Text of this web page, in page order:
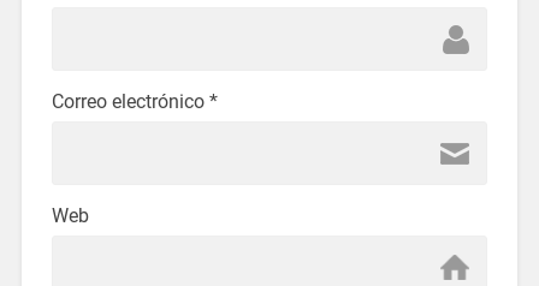
Correo electrónico *
Web